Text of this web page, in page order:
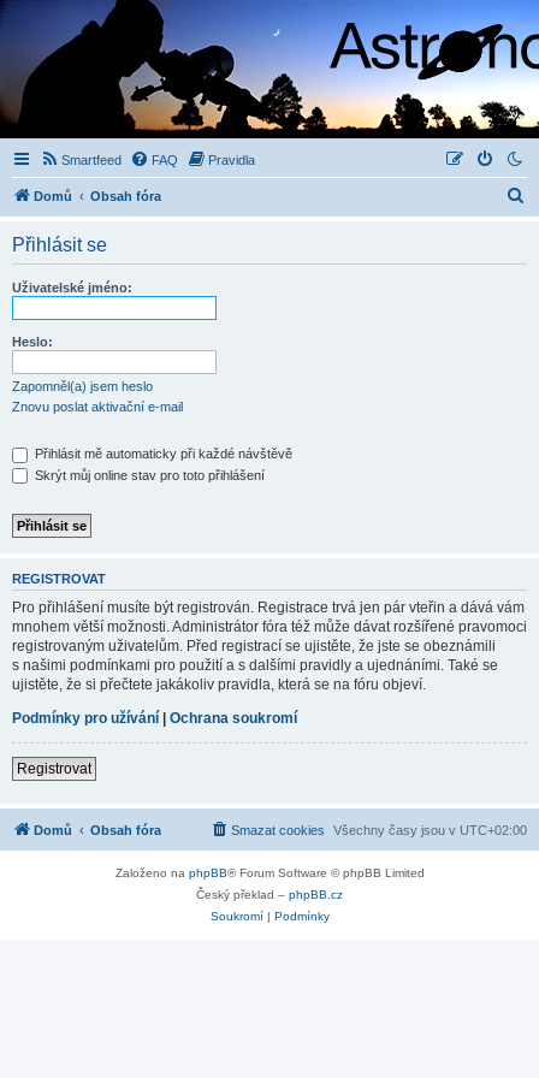
Smartfeed FAQ Pravidla
Domů Obsah fóra
Přihlásit se
Uživatelské jméno:
Heslo:
Zapomněl(a) jsem heslo
Znovu poslat aktivační e-mail
Přihlásit mě automaticky při každé návštěvě
Skrýt můj online stav pro toto přihlášení
REGISTROVAT
Pro přihlášení musíte být registrován. Registrace trvá jen pár vteřin a dává vám
mnohem větší možnosti. Administrátor fóra též může dávat rozšířené pravomoci
registrovaným uživatelům. Před registrací se ujistěte, že jste se obeznámili
s našimi podmínkami pro použití a s dalšími pravidly a ujednáními. Také se
ujistěte, že si přečtete jakákoliv pravidla, která se na fóru objeví.
Podmínky pro užívání | Ochrana soukromí
Registrovat
Domů Obsah fóra Všechny časy jsou v UTC+02:00
Smazat cookies
Založeno na phpBB® Forum Software © phpBB Limited
Český překlad – phpBB.cz
Soukromí| Podmínky